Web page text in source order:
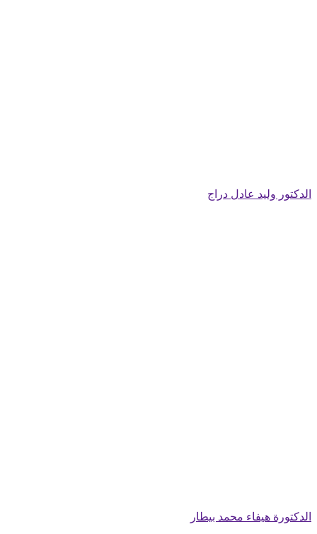
الدكتور وليد عادل دراج
الدكتورة هيفاء محمد بيطار